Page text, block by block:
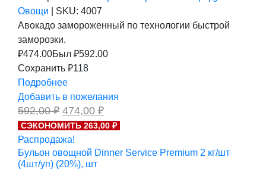
Овощи
SKU: 4007
Авокадо замороженный по технологии быстрой
заморозки.
₽474.00Был ₽592.00
Сохранить ₽118
Подробнее
Добавить в пожелания
592,00₽ Первоначальная
цена
составляла
592,00 ₽.
474,00 ₽Текущая
цена:
474,00 ₽.
СЭКОНОМИТЬ 263,00 ₽
Распродажа!
Бульон овощной Dinner Service Premium 2 кг/шт
(4шт/уп) (20%), шт